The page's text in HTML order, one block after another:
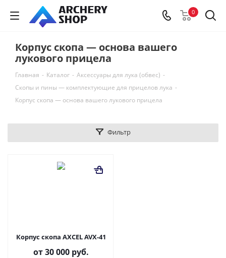
0
Корпус скопа — основа вашего
лукового прицела
Главная - Каталог - Аксессуары для лука (обвес) -
Скопы и пины — комплектующие для прицелов лука -
Корпус скопа — основа вашего лукового прицела
Фильтр
Корпус скопа AXCEL AVX-41
от30 000 руб.